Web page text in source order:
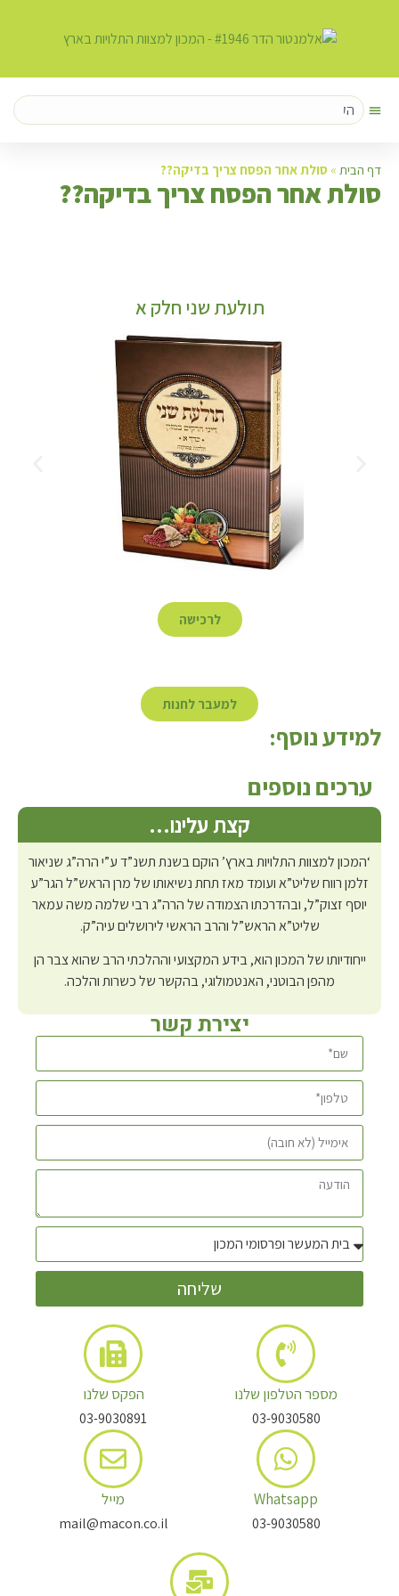
דף הבית » סולת אחר הפסח צריך בדיקה??
סולת אחר הפסח צריך בדיקה??
תולעת שני חלק א
לרכישה
למעבר לחנות
למידע נוסף:
ערכים נוספים
קצת עלינו…
‘המכון למצוות התלויות בארץ’ הוקם בשנת תשנ”ד ע”י הרה”ג שניאור
זלמן רווח שליט”א ועומד מאז תחת נשיאותו של מרן הראש”ל הגר”ע
יוסף זצוק”ל, ובהדרכתו הצמודה של הרה”ג רבי שלמה משה עמאר
שליט”א הראש”ל והרב הראשי לירושלים עיה”ק.
ייחודיותו של המכון הוא, בידע המקצועי וההלכתי הרב שהוא צבר הן
מהפן הבוטני, האנטמולוגי, בהקשר של כשרות והלכה.
יצירת קשר
שליחה
מספר הטלפון שלנו
03-9030580
Whatsapp
03-9030580
הפקס שלנו
03-9030891
מייל
mail@macon.co.il